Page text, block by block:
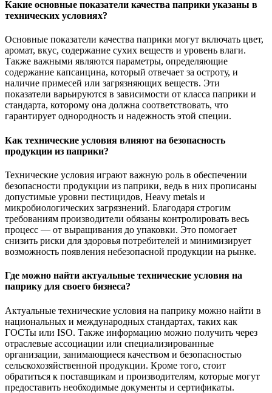
Какие основные показатели качества паприки указаны в
технических условиях?
Основные показатели качества паприки могут включать цвет,
аромат, вкус, содержание сухих веществ и уровень влаги.
Также важными являются параметры, определяющие
содержание капсаицина, который отвечает за остроту, и
наличие примесей или загрязняющих веществ. Эти
показатели варьируются в зависимости от класса паприки и
стандарта, которому она должна соответствовать, что
гарантирует однородность и надежность этой специи.
Как технические условия влияют на безопасность
продукции из паприки?
Технические условия играют важную роль в обеспечении
безопасности продукции из паприки, ведь в них прописаны
допустимые уровни пестицидов, Heavy metals и
микробиологических загрязнений. Благодаря строгим
требованиям производители обязаны контролировать весь
процесс — от выращивания до упаковки. Это помогает
снизить риски для здоровья потребителей и минимизирует
возможность появления небезопасной продукции на рынке.
Где можно найти актуальные технические условия на
паприку для своего бизнеса?
Aктуальные технические условия на паприку можно найти в
национальных и международных стандартах, таких как
ГОСТы или ISO. Также информацию можно получить через
отраслевые ассоциации или специализированные
организации, занимающиеся качеством и безопасностью
сельскохозяйственной продукции. Кроме того, стоит
обратиться к поставщикам и производителям, которые могут
предоставить необходимые документы и сертификаты.